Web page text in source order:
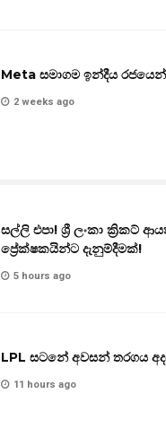
Meta සමාගම ඉන්දීය
2 weeks ago
සල්ලි එපා! ශ්‍රී ලංකා ක්‍රිකට්
ප්‍රේක්ෂකයින්ට දැනුම්දීමක්!
5 hours ago
LPL සටනේ අවසන් තරගය
11 hours ago